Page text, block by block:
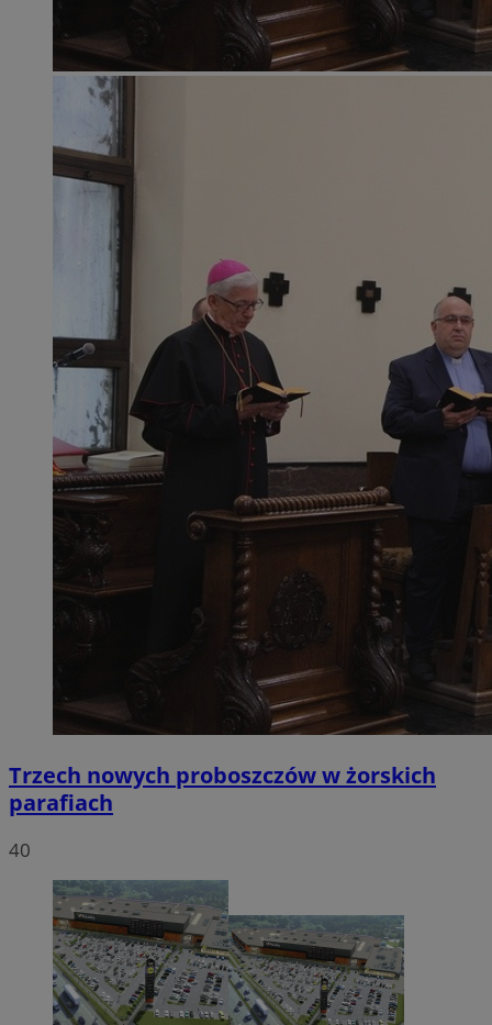
Trzech nowych proboszczów w żorskich
parafiach
40